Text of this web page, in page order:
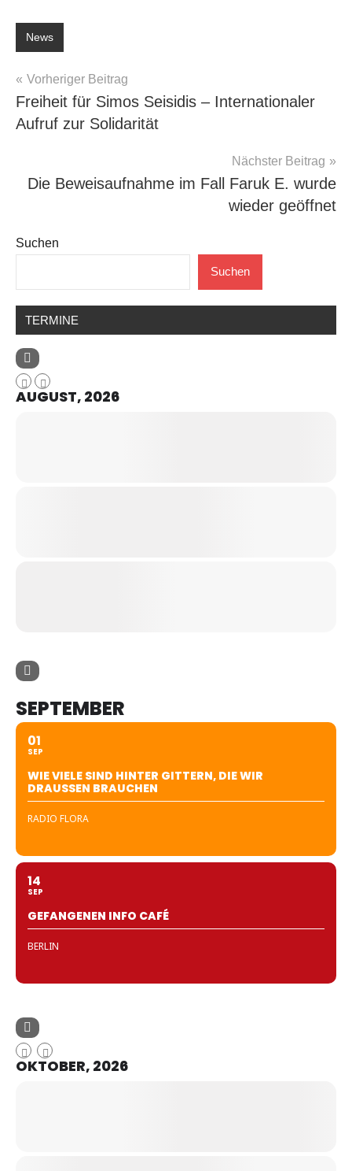
News
Beitragsnavigation
Vorheriger Beitrag
Freiheit für Simos Seisidis – Internationaler
Aufruf zur Solidarität
Nächster Beitrag
Die Beweisaufnahme im Fall Faruk E. wurde
wieder geöffnet
Suchen
Suchen
TERMINE
AUGUST, 2026
SEPTEMBER
01
SEP
WIE VIELE SIND HINTER GITTERN, DIE WIR
DRAUSSEN BRAUCHEN
RADIO FLORA
14
SEP
GEFANGENEN INFO CAFÉ
BERLIN
OKTOBER, 2026